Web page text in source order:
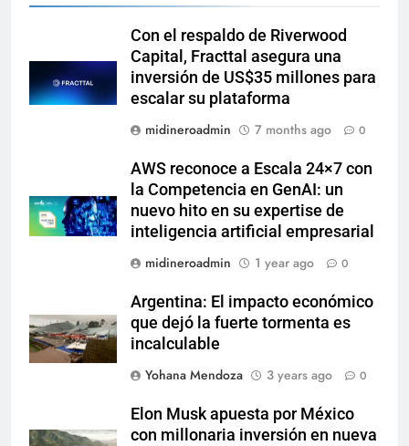
Con el respaldo de Riverwood
Capital, Fracttal asegura una
inversión de US$35 millones para
escalar su plataforma
midineroadmin
7 months ago 0
AWS reconoce a Escala 24×7 con
la Competencia en GenAI: un
nuevo hito en su expertise de
inteligencia artificial empresarial
midineroadmin
1 year ago 0
Argentina: El impacto económico
que dejó la fuerte tormenta es
incalculable
Yohana Mendoza
3 years ago 0
Elon Musk apuesta por México
con millonaria inversión en nueva